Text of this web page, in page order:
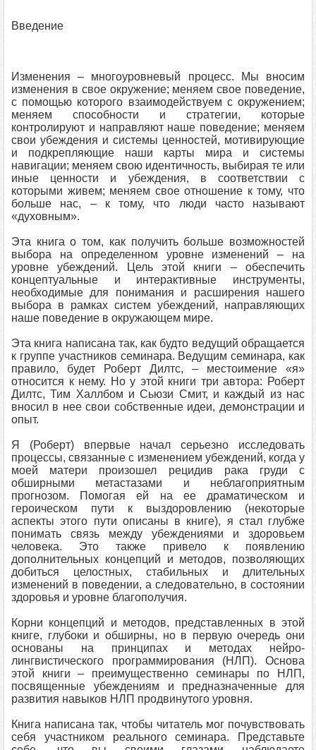
Введение
Изменения – многоуровневый процесс. Мы вносим
изменения в свое окружение; меняем свое поведение,
с помощью которого взаимодействуем с окружением;
меняем способности и стратегии, которые
контролируют и направляют наше поведение; меняем
свои убеждения и системы ценностей, мотивирующие
и подкрепляющие наши карты мира и системы
навигации; меняем свою идентичность, выбирая те или
иные ценности и убеждения, в соответствии с
которыми живем; меняем свое отношение к тому, что
больше нас, – к тому, что люди часто называют
«духовным».
Эта книга о том, как получить больше возможностей
выбора на определенном уровне изменений – на
уровне убеждений. Цель этой книги – обеспечить
концептуальные и интерактивные инструменты,
необходимые для понимания и расширения нашего
выбора в рамках систем убеждений, направляющих
наше поведение в окружающем мире.
Эта книга написана так, как будто ведущий обращается
к группе участников семинара. Ведущим семинара, как
правило, будет Роберт Дилтс, – местоимение «я»
относится к нему. Но у этой книги три автора: Роберт
Дилтс, Тим Халлбом и Сьюзи Смит, и каждый из нас
вносил в нее свои собственные идеи, демонстрации и
опыт.
Я (Роберт) впервые начал серьезно исследовать
процессы, связанные с изменением убеждений, когда у
моей матери произошел рецидив рака груди с
обширными метастазами и неблагоприятным
прогнозом. Помогая ей на ее драматическом и
героическом пути к выздоровлению (некоторые
аспекты этого пути описаны в книге), я стал глубже
понимать связь между убеждениями и здоровьем
человека. Это также привело к появлению
дополнительных концепций и методов, позволяющих
добиться целостных, стабильных и длительных
изменений в поведении, а следовательно, в состоянии
здоровья и уровне благополучия.
Корни концепций и методов, представленных в этой
книге, глубоки и обширны, но в первую очередь они
основаны на принципах и методах нейро-
лингвистического программирования (НЛП). Основа
этой книги – преимущественно семинары по НЛП,
посвященные убеждениям и предназначенные для
развития навыков НЛП продвинутого уровня.
Книга написана так, чтобы читатель мог почувствовать
себя участником реального семинара. Представьте